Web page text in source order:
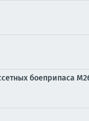
боеприпаса